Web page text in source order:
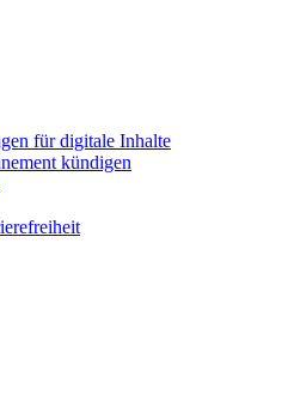
für digitale Inhalte
kündigen